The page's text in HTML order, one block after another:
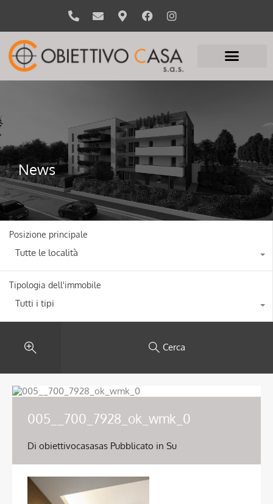
News
Posizione principale
Tutte le località
Tipologia dell'immobile
Tutti i tipi
Cerca
005__700_7928_ok_wmk_0
Di obiettivocasasas Pubblicato in Su